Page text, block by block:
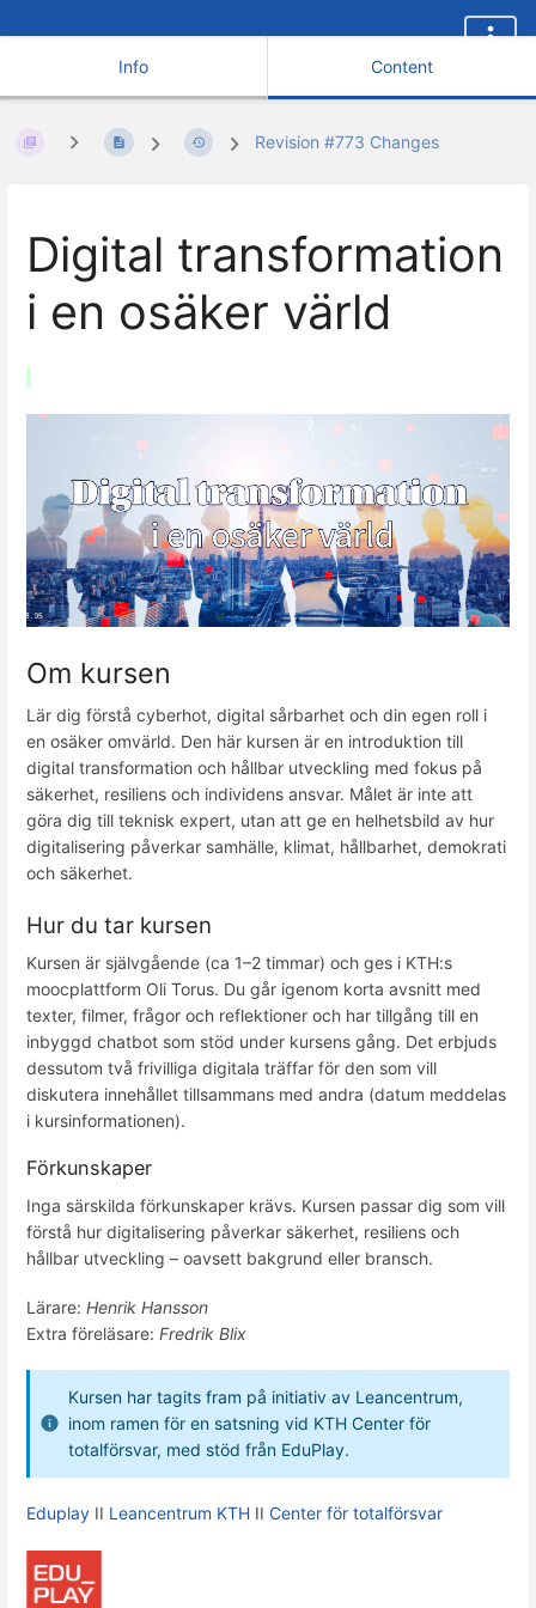
Info Content
Revision #773 Changes
Digital transformation
i en osäker värld
Om kursen
Lär dig förstå cyberhot, digital sårbarhet och din egen roll i
en osäker omvärld. Den här kursen är en introduktion till
digital transformation och hållbar utveckling med fokus på
säkerhet, resiliens och individens ansvar. Målet är inte att
göra dig till teknisk expert, utan att ge en helhetsbild av hur
digitalisering påverkar samhälle, klimat, hållbarhet, demokrati
och säkerhet.
Hur du tar kursen
Kursen är självgående (ca 1–2 timmar) och ges i KTH:s
moocplattform Oli Torus. Du går igenom korta avsnitt med
texter, filmer, frågor och reflektioner och har tillgång till en
inbyggd chatbot som stöd under kursens gång. Det erbjuds
dessutom två frivilliga digitala träffar för den som vill
diskutera innehållet tillsammans med andra (datum meddelas
i kursinformationen).
Förkunskaper
Inga särskilda förkunskaper krävs. Kursen passar dig som vill
förstå hur digitalisering påverkar säkerhet, resiliens och
hållbar utveckling – oavsett bakgrund eller bransch.
Lärare: Henrik Hansson
Extra föreläsare: Fredrik Blix
Kursen har tagits fram på initiativ av Leancentrum,
inom ramen för en satsning vid KTH Center för
totalförsvar, med stöd från EduPlay.
Eduplay II Leancentrum KTH II Center för totalförsvar